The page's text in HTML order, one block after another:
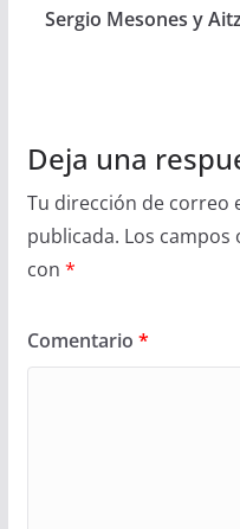
Sergio Mesones y
Deja una
Tu dirección de correo
publicada. Los
con *
Comentario *